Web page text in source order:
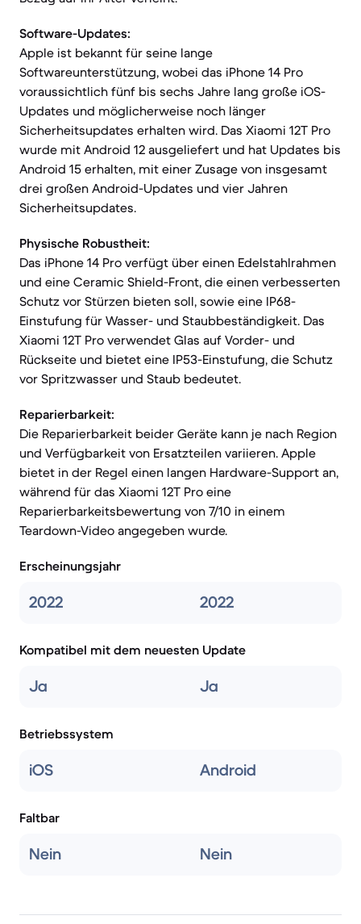
Software-Updates:
Apple ist bekannt für seine lange
Softwareunterstützung, wobei das iPhone 14 Pro
voraussichtlich fünf bis sechs Jahre lang große iOS-
Updates und möglicherweise noch länger
Sicherheitsupdates erhalten wird. Das Xiaomi 12T Pro
wurde mit Android 12 ausgeliefert und hat Updates bis
Android 15 erhalten, mit einer Zusage von insgesamt
drei großen Android-Updates und vier Jahren
Sicherheitsupdates.
Physische Robustheit:
Das iPhone 14 Pro verfügt über einen Edelstahlrahmen
und eine Ceramic Shield-Front, die einen verbesserten
Schutz vor Stürzen bieten soll, sowie eine IP68-
Einstufung für Wasser- und Staubbeständigkeit. Das
Xiaomi 12T Pro verwendet Glas auf Vorder- und
Rückseite und bietet eine IP53-Einstufung, die Schutz
vor Spritzwasser und Staub bedeutet.
Reparierbarkeit:
Die Reparierbarkeit beider Geräte kann je nach Region
und Verfügbarkeit von Ersatzteilen variieren. Apple
bietet in der Regel einen langen Hardware-Support an,
während für das Xiaomi 12T Pro eine
Reparierbarkeitsbewertung von 7/10 in einem
Teardown-Video angegeben wurde.
Erscheinungsjahr
2022 2022
Kompatibel mit dem neuesten Update
Ja Ja
Betriebssystem
iOS Android
Faltbar
Nein Nein